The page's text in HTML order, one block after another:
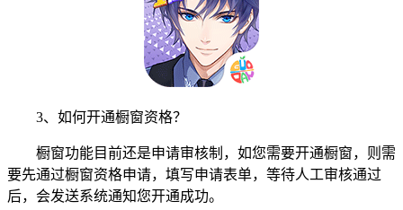
3、如何开通橱窗资格？
橱窗功能目前还是申请审核制，如您需要开通橱窗，则需
要先通过橱窗资格申请，填写申请表单，等待人工审核通过
后，会发送系统通知您开通成功。